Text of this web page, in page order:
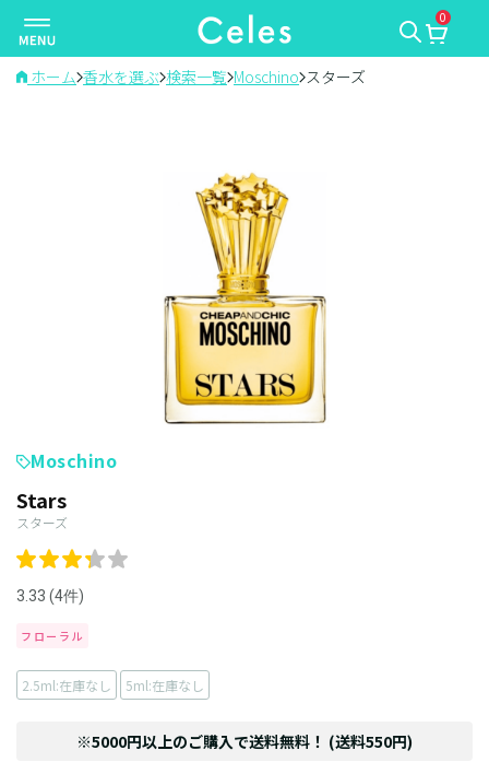
ナ
ビ
ゲ
0
ホーム 香水を選ぶ 検索一覧 Moschino スターズ
Moschino
Stars
スターズ
3.33 (4件)
フローラル
2.5ml:在庫なし 5ml:在庫なし
※5000円以上のご購入で送料無料！ (送料550円)